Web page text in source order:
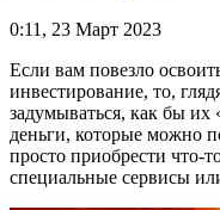
0:11, 23 Март 2023
Если вам повезло
инвестирование, то,
задумываться, как бы их
деньги, которые можно
просто приобрести что-
специальные сервисы